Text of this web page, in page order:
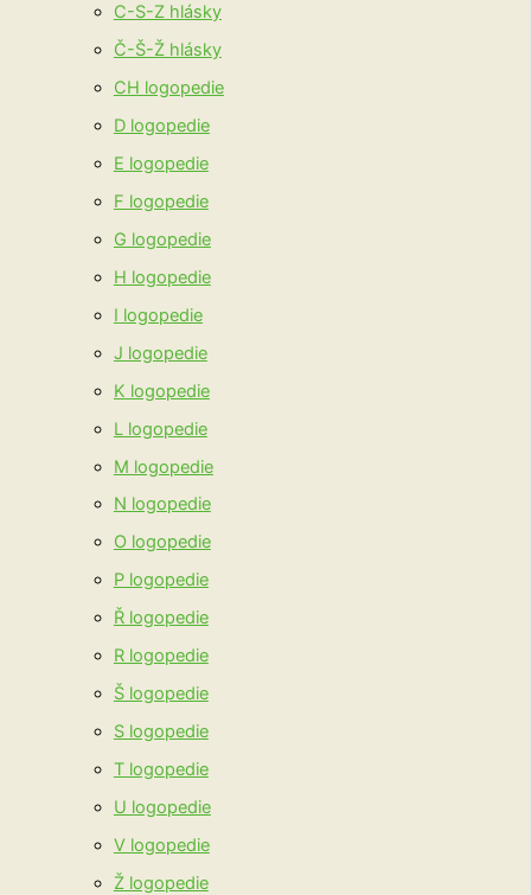
C-S-Z hlásky
Č-Š-Ž hlásky
CH logopedie
D logopedie
E logopedie
F logopedie
G logopedie
H logopedie
I logopedie
J logopedie
K logopedie
L logopedie
M logopedie
N logopedie
O logopedie
P logopedie
Ř logopedie
R logopedie
Š logopedie
S logopedie
T logopedie
U logopedie
V logopedie
Ž logopedie